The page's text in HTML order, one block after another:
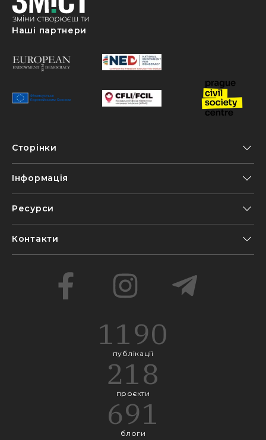
Наші партнери
Сторінки
Інформація
Ресурси
Контакти
1190
публікації
218
проєкти
691
блоги